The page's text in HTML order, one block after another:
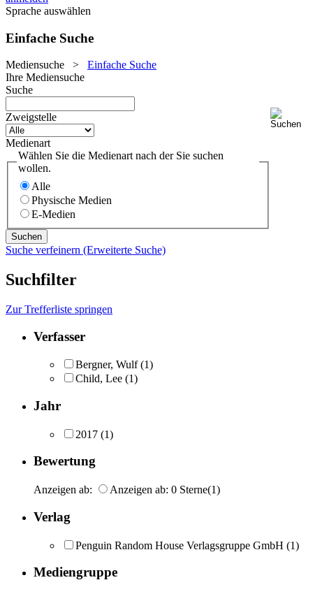
Sprache auswählen
Einfache Suche
Mediensuche > Einfache Suche
Ihre Mediensuche
Suche
Zweigstelle
Medienart
Wählen Sie die Medienart nach der Sie suchen
wollen.
Alle
Physische Medien
E-Medien
Suche verfeinern (Erweiterte Suche)
Suchfilter
Zur Trefferliste springen
Verfasser
Bergner, Wulf (1)
Child, Lee (1)
Jahr
2017 (1)
Bewertung
Anzeigen ab: Anzeigen ab: 0 Sterne(1)
Verlag
Penguin Random House Verlagsgruppe GmbH (1)
Mediengruppe